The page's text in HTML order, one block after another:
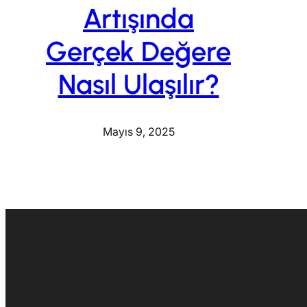
Artışında
Gerçek Değere
Nasıl Ulaşılır?
Mayıs 9, 2025